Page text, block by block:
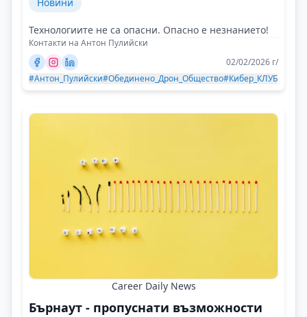
Технологиите не са опасни. Опасно е незнанието!
Контакти на Антон Пулийски
02/02/2026 г/
#Антон_Пулийски#Обединено_Дрон_Общество#Кибер_КЛУБ
Career Daily News
Бърнаут - пропуснати възможности